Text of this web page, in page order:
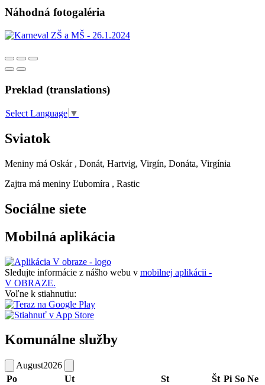
Náhodná fotogaléria
Preklad (translations)
Select Language ▼
Sviatok
Meniny má Oskár , Donát, Hartvig, Virgín, Donáta, Virgínia
Zajtra má meniny Ľubomíra , Rastic
Sociálne siete
Mobilná aplikácia
Sledujte informácie z nášho webu v mobilnej aplikácii -
V OBRAZE.
Voľne k stiahnutiu:
Komunálne služby
August2026
Po
Ut St Št Pi So Ne